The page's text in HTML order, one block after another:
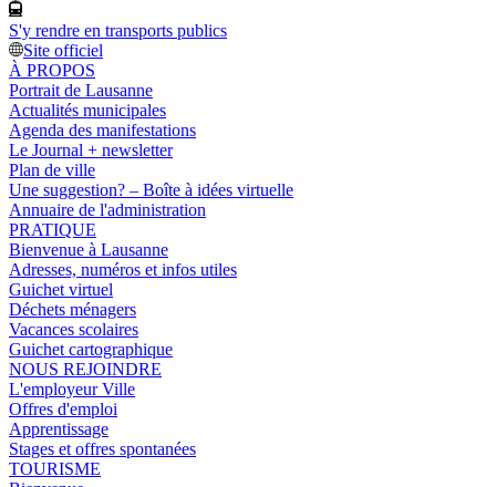
S'y rendre en transports publics
Site officiel
À PROPOS
Portrait de Lausanne
Actualités municipales
Agenda des manifestations
Le Journal + newsletter
Plan de ville
Une suggestion? – Boîte à idées virtuelle
Annuaire de l'administration
PRATIQUE
Bienvenue à Lausanne
Adresses, numéros et infos utiles
Guichet virtuel
Déchets ménagers
Vacances scolaires
Guichet cartographique
NOUS REJOINDRE
L'employeur Ville
Offres d'emploi
Apprentissage
Stages et offres spontanées
TOURISME